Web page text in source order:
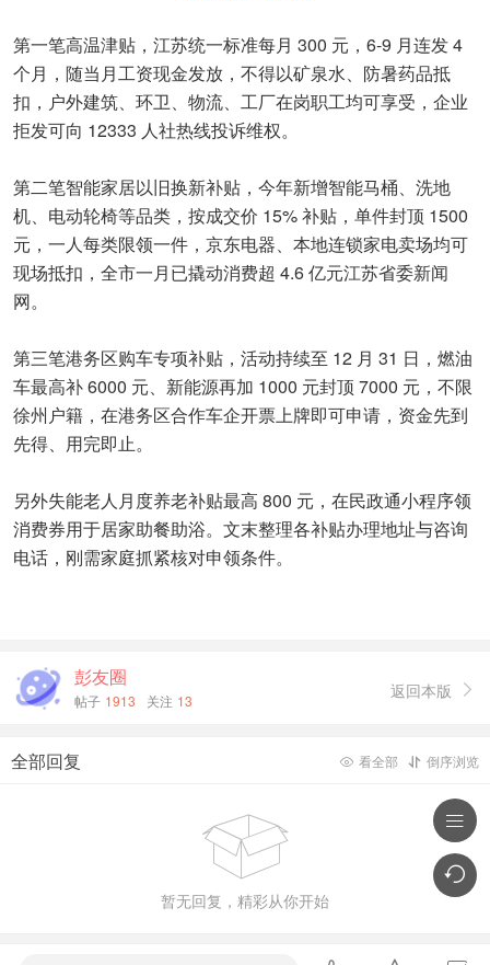
第一笔高温津贴，江苏统一标准每月 300 元，6-9 月连发 4
个月，随当月工资现金发放，不得以矿泉水、防暑药品抵
扣，户外建筑、环卫、物流、工厂在岗职工均可享受，企业
拒发可向 12333 人社热线投诉维权。
第二笔智能家居以旧换新补贴，今年新增智能马桶、洗地
机、电动轮椅等品类，按成交价 15% 补贴，单件封顶 1500
元，一人每类限领一件，京东电器、本地连锁家电卖场均可
现场抵扣，全市一月已撬动消费超 4.6 亿元江苏省委新闻
网。
第三笔港务区购车专项补贴，活动持续至 12 月 31 日，燃油
车最高补 6000 元、新能源再加 1000 元封顶 7000 元，不限
徐州户籍，在港务区合作车企开票上牌即可申请，资金先到
先得、用完即止。
另外失能老人月度养老补贴最高 800 元，在民政通小程序领
消费券用于居家助餐助浴。文末整理各补贴办理地址与咨询
电话，刚需家庭抓紧核对申领条件。
彭友圈
帖子 1913 关注 13 返回本版 
 倒序浏览
 看全部
全部回复

暂无回复，精彩从你开始

